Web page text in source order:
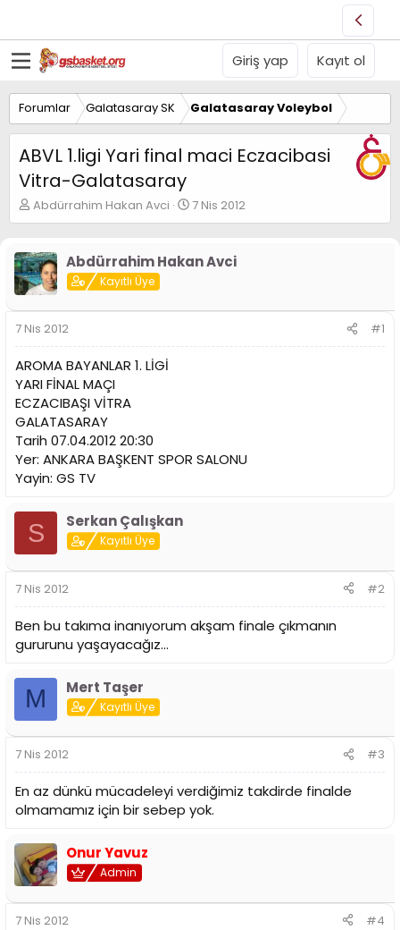
Giriş yap Kayıt ol
Forumlar Galatasaray SK Galatasaray Voleybol
ABVL 1.ligi Yari final maci Eczacibasi
Vitra-Galatasaray
K
o
u
y
u
B
a
ş
l
a
t
a
n
Abdürrahim Hakan Avci
B
a
a
ı
t
7 Nis 2012
Abdürrahim Hakan Avci
Kayıtlı Üye
7 Nis 2012 #1
AROMA BAYANLAR 1. LİGİ
YARI FİNAL MAÇI
ECZACIBAŞI VİTRA
GALATASARAY
Tarih 07.04.2012 20:30
Yer: ANKARA BAŞKENT SPOR SALONU
Yayin: GS TV
S Serkan Çalışkan
Kayıtlı Üye
7 Nis 2012 #2
Ben bu takıma inanıyorum akşam finale çıkmanın
gururunu yaşayacağız...
M Mert Taşer
Kayıtlı Üye
7 Nis 2012 #3
En az dünkü mücadeleyi verdiğimiz takdirde finalde
olmamamız için bir sebep yok.
Onur Yavuz
Admin
7 Nis 2012 #4